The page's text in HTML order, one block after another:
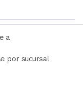
a
por sucursal